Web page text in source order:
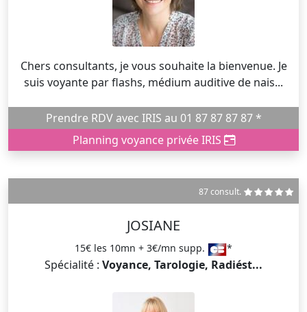
Chers consultants, je vous souhaite la bienvenue. Je
suis voyante par flashs, médium auditive de nais...
Prendre RDV avec IRIS au 01 87 87 87 87 *
Planning voyance privée IRIS
87 consult.
JOSIANE
15€ les 10mn + 3€/mn supp. *
Spécialité : Voyance, Tarologie, Radiést...